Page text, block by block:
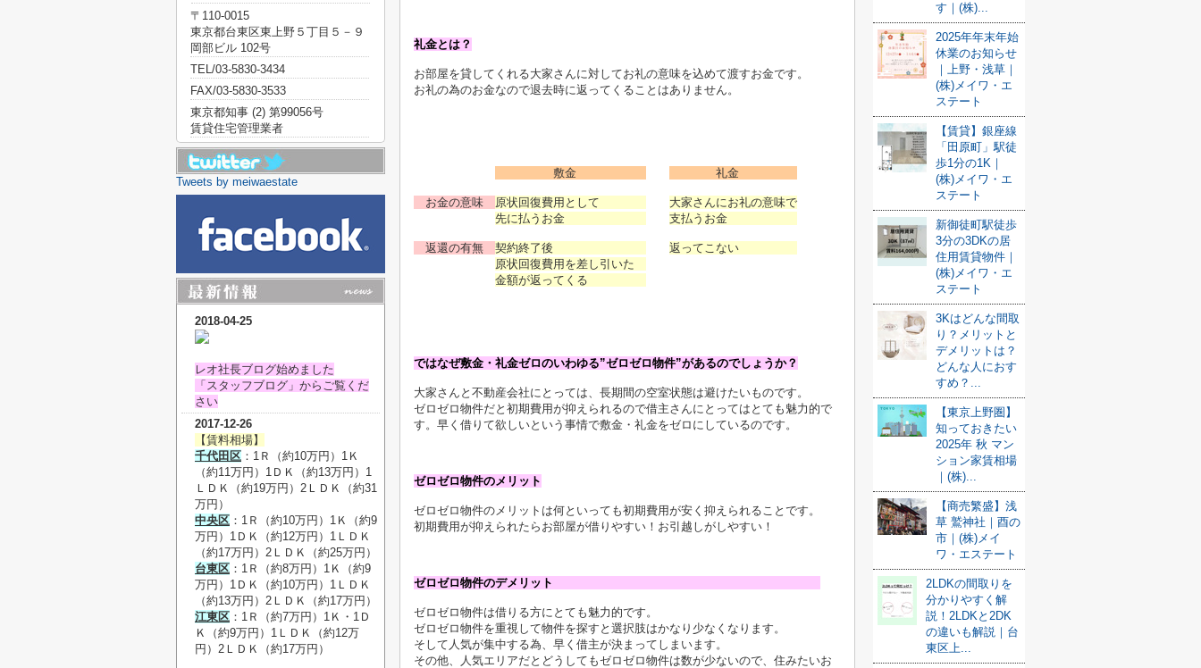
礼金とは？
お部屋を貸してくれる大家さんに対してお礼の意味を込めて渡すお金です。
お礼の為のお金なので退去時に返ってくることはありません。
敷金 礼金
お金の意味 原状回復費用として
大家さんにお礼の意味で
先に払うお金
支払うお金
返還の有無 契約終了後
返ってこない
原状回復費用を差し引いた
金額が返ってくる
ではなぜ敷金・礼金ゼロのいわゆる”ゼロゼロ物件”があるのでしょうか？
大家さんと不動産会社にとっては、長期間の空室状態は避けたいものです。
ゼロゼロ物件だと初期費用が抑えられるので借主さんにとってはとても魅力的で
す。 早く借りて欲しいという事情で敷金・礼金をゼロにしているのです。
ゼロゼロ物件のメリット
ゼロゼロ物件のメリットは何といっても初期費用が安く抑えられることです。
初期費用が抑えられたらお部屋が借りやすい！お引越しがしやすい！
ゼロゼロ物件のデメリット
ゼロゼロ物件は借りる方にとても魅力的です。
ゼロゼロ物件を重視して物件を探すと選択肢はかなり少なくなります。
そして人気が集中する為、早く借主が決まってしまいます。
その他、人気エリアだとどうしてもゼロゼロ物件は数が少ないので、住みたいお
す｜(株)...
2025年年末年始
休業のお知らせ
｜上野・浅草｜
(株)メイワ・エ
ステート
【賃貸】銀座線
「田原町」駅徒
歩1分の1K｜
(株)メイワ・エ
ステート
新御徒町駅徒歩
3分の3DKの居
住用賃貸物件｜
(株)メイワ・エ
ステート
3Kはどんな間取
り？メリットと
デメリットは？
どんな人におす
すめ？...
【東京上野圏】
知っておきたい
2025年 秋 マン
ション家賃相場
｜(株)...
【商売繁盛】浅
草 鷲神社｜酉の
市｜(株)メイ
ワ・エステート
2LDKの間取りを
分かりやすく解
説！2LDKと2DK
の違いも解説｜台
東区上...
〒110-0015
東京都台東区東上野５丁目５－９
岡部ビル 102号
TEL/03-5830-3434
FAX/03-5830-3533
東京都知事 (2) 第99056号
賃貸住宅管理業者
Tweets by meiwaestate
2018-04-25
レオ社長ブログ始めました
「スタッフブログ」からご覧くだ
さい
2017-12-26
【賃料相場】
千代田区 ：1Ｒ（約10万円）1Ｋ
（約11万円）1ＤＫ（約13万円）1
ＬＤＫ（約19万円）2ＬＤＫ（約31
万円）
中央区 ：1Ｒ（約10万円）1Ｋ（約9
万円）1ＤＫ（約12万円）1ＬＤＫ
（約17万円）2ＬＤＫ（約25万円）
台東区 ：1Ｒ（約8万円）1Ｋ（約9
万円）1ＤＫ（約10万円）1ＬＤＫ
（約13万円）2ＬＤＫ（約17万円）
江東区 ：1Ｒ（約7万円）1Ｋ・ 1Ｄ
Ｋ
（約9万円）1ＬＤＫ（約12万
円）2ＬＤＫ（約17万円）